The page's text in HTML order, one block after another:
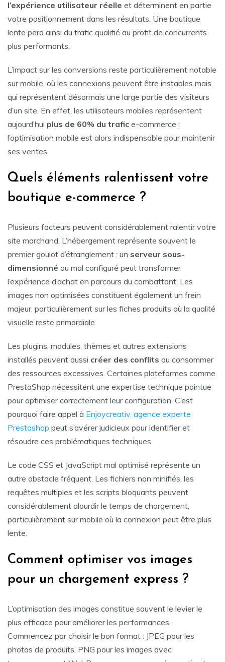
l’expérience utilisateur réelle et déterminent en partie
votre positionnement dans les résultats. Une boutique
lente perd ainsi du trafic qualifié au profit de concurrents
plus performants.
L’impact sur les conversions reste particulièrement notable
sur mobile, où les connexions peuvent être instables mais
qui représentent désormais une large partie des visiteurs
d’un site. En effet, les utilisateurs mobiles représentent
aujourd’hui plus de 60% du trafic e-commerce :
l’optimisation mobile est alors indispensable pour maintenir
ses ventes.
Quels éléments ralentissent votre
boutique e-commerce ?
Plusieurs facteurs peuvent considérablement ralentir votre
site marchand. L’hébergement représente souvent le
premier goulot d’étranglement : un serveur sous-
dimensionné ou mal configuré peut transformer
l’expérience d’achat en parcours du combattant. Les
images non optimisées constituent également un frein
majeur, particulièrement sur les fiches produits où la qualité
visuelle reste primordiale.
Les plugins, modules, thèmes et autres extensions
installés peuvent aussi créer des conflits ou consommer
des ressources excessives. Certaines plateformes comme
PrestaShop nécessitent une expertise technique pointue
pour optimiser correctement leur configuration. C’est
pourquoi faire appel à Enjoycreativ, agence experte
Prestashop peut s’avérer judicieux pour identifier et
résoudre ces problématiques techniques.
Le code CSS et JavaScript mal optimisé représente un
autre obstacle fréquent. Les fichiers non minifiés, les
requêtes multiples et les scripts bloquants peuvent
considérablement alourdir le temps de chargement,
particulièrement sur mobile où la connexion peut être plus
lente.
Comment optimiser vos images
pour un chargement express ?
L’optimisation des images constitue souvent le levier le
plus efficace pour améliorer les performances.
Commencez par choisir le bon format : JPEG pour les
photos de produits, PNG pour les images avec